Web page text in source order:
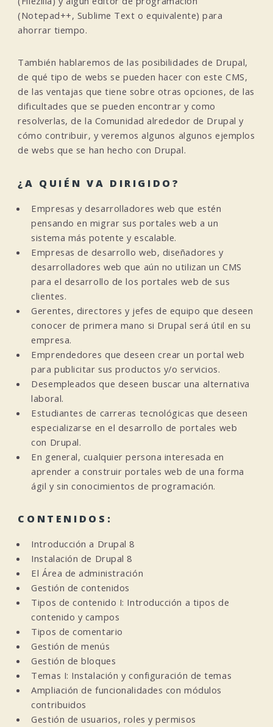
(Notepad++, Sublime Text o equivalente) para
ahorrar tiempo.
También hablaremos de las posibilidades de Drupal,
de qué tipo de webs se pueden hacer con este CMS,
de las ventajas que tiene sobre otras opciones, de las
dificultades que se pueden encontrar y como
resolverlas, de la Comunidad alrededor de Drupal y
cómo contribuir, y veremos algunos algunos ejemplos
de webs que se han hecho con Drupal.
¿A QUIÉN VA DIRIGIDO?
Empresas y desarrolladores web que estén
pensando en migrar sus portales web a un
sistema más potente y escalable.
Empresas de desarrollo web, diseñadores y
desarrolladores web que aún no utilizan un CMS
para el desarrollo de los portales web de sus
clientes.
Gerentes, directores y jefes de equipo que deseen
conocer de primera mano si Drupal será útil en su
empresa.
Emprendedores que deseen crear un portal web
para publicitar sus productos y/o servicios.
Desempleados que deseen buscar una alternativa
laboral.
Estudiantes de carreras tecnológicas que deseen
especializarse en el desarrollo de portales web
con Drupal.
En general, cualquier persona interesada en
aprender a construir portales web de una forma
ágil y sin conocimientos de programación.
CONTENIDOS:
Introducción a Drupal 8
Instalación de Drupal 8
El Área de administración
Gestión de contenidos
Tipos de contenido I: Introducción a tipos de
contenido y campos
Tipos de comentario
Gestión de menús
Gestión de bloques
Temas I: Instalación y configuración de temas
Ampliación de funcionalidades con módulos
contribuidos
Gestión de usuarios, roles y permisos